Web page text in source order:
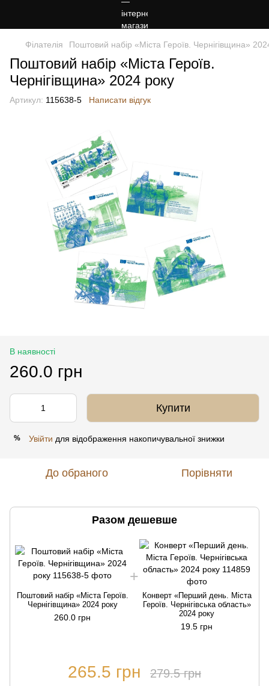
Філателія Поштовий набір «Міста Героїв. Чернігівщина»
Поштовий набір «Міста Героїв.
Чернігівщина» 2024 року
Артикул: 115638-5 Написати відгук
В наявності
260.0 грн
Купити
% Увійти для відображення накопичувальної знижки
До обраного Порівняти
Разом дешевше
Поштовий набір «Міста Героїв.
Чернігівщина» 2024 року
260.0 грн
Конверт «Перший день. Міста
Героїв. Чернігівська область»
2024 року
19.5 грн
265.5 грн 279.5 грн